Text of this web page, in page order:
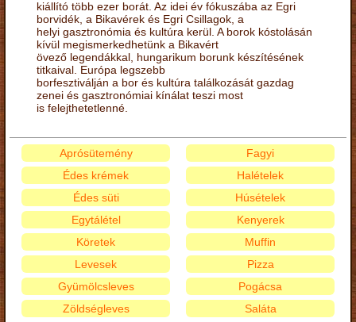
kiállító több ezer borát. Az idei év fókuszába az Egri
borvidék, a Bikavérek és Egri Csillagok, a
helyi gasztronómia és kultúra kerül. A borok kóstolásán
kívül megismerkedhetünk a Bikavért
övező legendákkal, hungarikum borunk készítésének
titkaival. Európa legszebb
borfesztiválján a bor és kultúra találkozását gazdag
zenei és gasztronómiai kínálat teszi most
is felejthetetlenné.
Aprósütemény
Édes krémek
Édes süti
Egytálétel
Fagyi
Halételek
Húsételek
Kenyerek
Köretek
Levesek
Gyümölcsleves
Zöldségleves
Muffin
Pizza
Pogácsa
Saláta